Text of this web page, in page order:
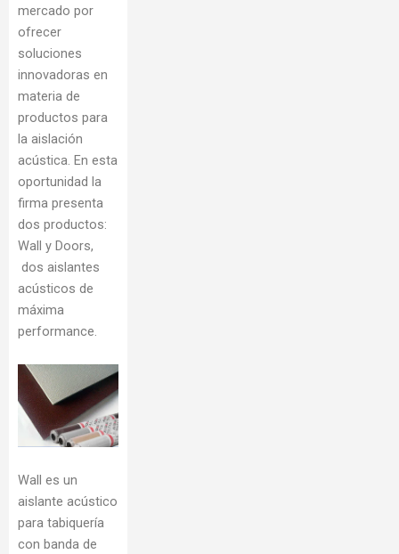
mercado por
ofrecer
soluciones
innovadoras en
materia de
productos para
la aislación
acústica. En esta
oportunidad la
firma presenta
dos productos:
Wall y Doors,
dos aislantes
acústicos de
máxima
performance.
Wall es un
aislante acústico
para tabiquería
con banda de